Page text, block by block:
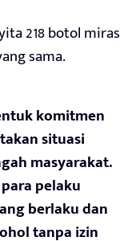
218 botol miras
sama.
komitmen
situasi
masyarakat.
pelaku
berlaku dan
tanpa izin